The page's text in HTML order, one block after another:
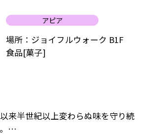
アピア
場所：ジョイフルウォーク B1F
食品[菓子]
来半世紀以上変わらぬ味を守り続